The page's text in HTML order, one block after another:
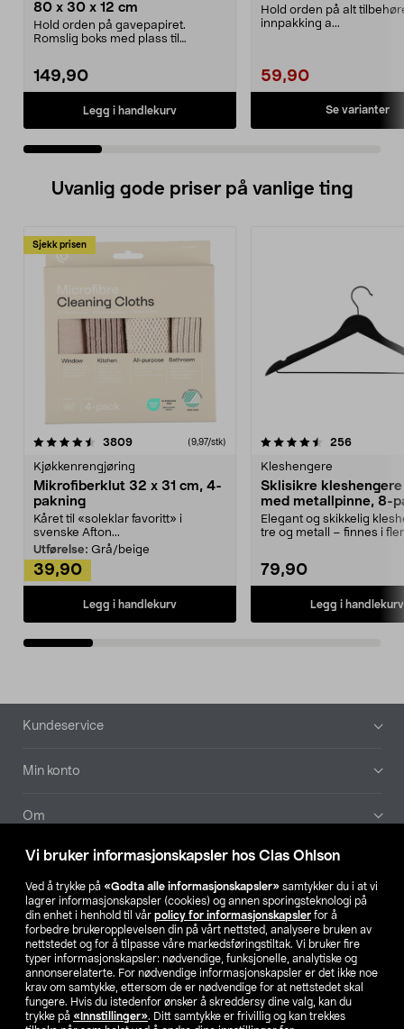
Vi bruker informasjonskapsler hos Clas Ohlson
Ved å trykke på «Godta alle informasjonskapsler» samtykker du i at vi
lagrer informasjonskapsler (cookies) og annen sporingsteknologi på
din enhet i henhold til vår policy for informasjonskapsler for å
forbedre brukeropplevelsen din på vårt nettsted, analysere bruken av
nettstedet og for å tilpasse våre markedsføringstiltak. Vi bruker fire
typer informasjonskapsler: nødvendige, funksjonelle, analytiske og
annonserelaterte. For nødvendige informasjonskapsler er det ikke noe
krav om samtykke, ettersom de er nødvendige for at nettstedet skal
fungere. Hvis du istedenfor ønsker å skreddersy dine valg, kan du
trykke på «Innstillinger». Ditt samtykke er frivillig og kan trekkes
80 x 30 x 12 cm
Hold orden på gavepapiret.
Romslig boks med plass til
149,90
Legg i handlekurv
Hold orden på alt
innpakking a...
59,90
Se varianter
Uvanlig gode priser på vanlige ting
Sjekk prisen
3809anmeldelser(9,97/stk)
Kjøkkenrengjøring
Mikrofiberklut 32 x 31 cm, 4-
pakning
Kåret til «soleklar favoritt» i
svenske Afton...
Utførelse: Grå/beige
39,90
Legg i handlekurv
4.5av 5 stjerner 256
Kleshengere
Sklisikre
med metallpinne, 8-
Elegant og skikkelig
tre og metall – finnes i
79,90
Legg i handlekurv
4.5av 5 stjerner
Bunntekst
Kundeservice
Min konto
Om
Aktuelt
Våre selskaper
Finn din butikk
SE NO FI